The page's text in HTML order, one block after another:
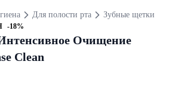
Для полости рта Зубные щетки
-18%
Очищение
Clean